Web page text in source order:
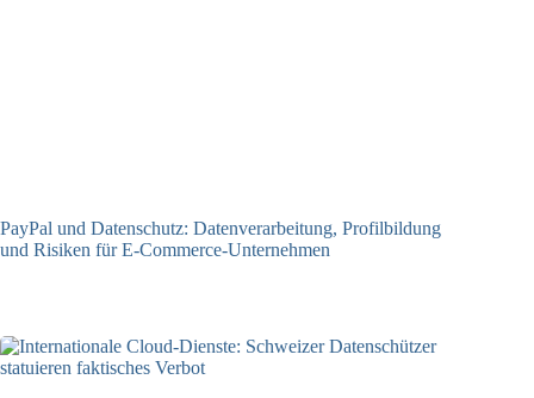
PayPal und Datenschutz: Datenverarbeitung, Profilbildung
und Risiken für E-Commerce-Unternehmen